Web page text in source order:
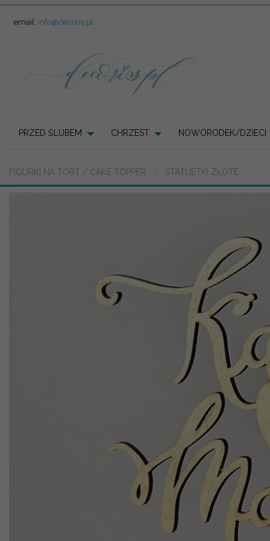
email: info@decoris.pl
PRZED ŚLUBEM CHRZEST NOWORODEK/DZIECI
FIGURKI NA TORT / CAKE TOPPER STATUETKI ZŁOTE